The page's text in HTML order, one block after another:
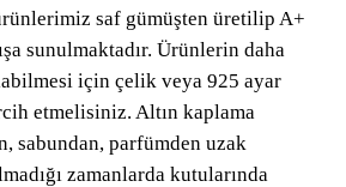
saf gümüşten üretilip A+
sunulmaktadır. Ürünlerin daha
için çelik veya 925 ayar
etmelisiniz. Altın kaplama
sabundan, parfümden uzak
zamanlarda kutularında